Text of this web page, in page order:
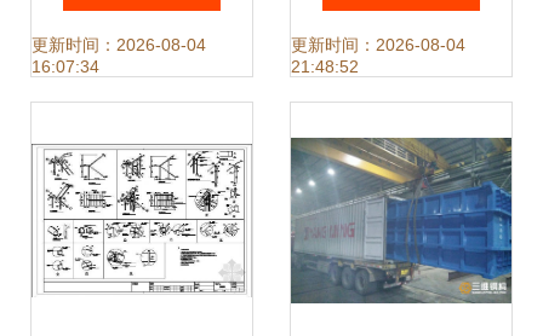
美与建筑之魂
更新时间：2026-08-04
16:07:34
钢结构借力“腾笼换
更新时间：2026-08-04
21:48:52